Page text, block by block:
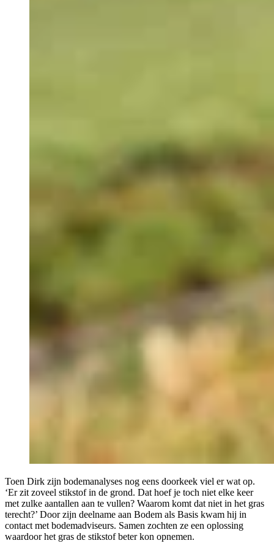
Toen Dirk zijn bodemanalyses nog eens doorkeek viel er wat op.
‘Er zit zoveel stikstof in de grond. Dat hoef je toch niet elke keer
met zulke aantallen aan te vullen? Waarom komt dat niet in het gras
terecht?’ Door zijn deelname aan Bodem als Basis kwam hij in
contact met bodemadviseurs. Samen zochten ze een oplossing
waardoor het gras de stikstof beter kon opnemen.